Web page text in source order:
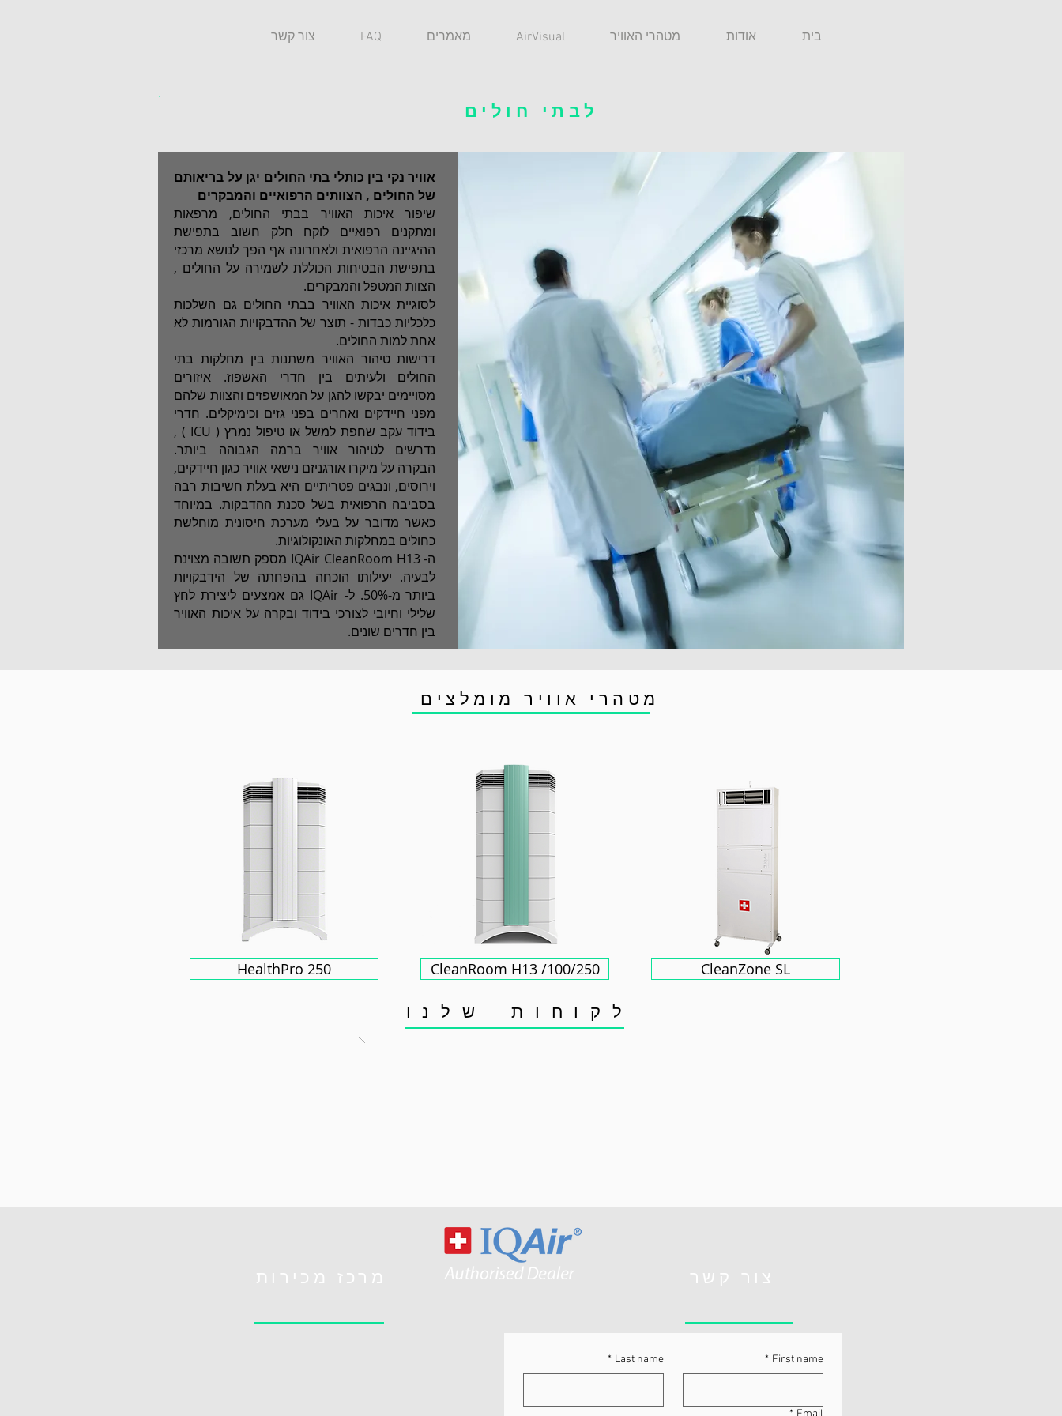
בית אודות מטהרי האוויר AirVisual מאמרים FAQ צור קשר
לבתי חולים
אוויר נקי בין כותלי בתי החולים יגן על בריאותם
של החולים , הצוותים הרפואיים והמבקרים
שיפור איכות האוויר בבתי החולים, מרפאות
ומתקנים רפואיים לוקח חלק חשוב בתפישת
ההיגיינה הרפואית ולאחרונה אף הפך לנושא מרכזי
בתפישת הבטיחות הכוללת לשמירה על החולים ,
הצוות המטפל והמבקרים.
לסוגיית איכות האוויר בבתי החולים גם השלכות
כלכליות כבדות - תוצר של ההדבקויות הגורמות לא
אחת למות החולים.
דרישות טיהור האוויר משתנות בין מחלקות בתי
החולים ולעיתים בין חדרי האשפוז. איזורים
מסויימים יבקשו להגן על המאושפזים והצוות שלהם
מפני חיידקים ואחרים בפני גזים וכימיקלים. חדרי
בידוד עקב שחפת למשל או טיפול נמרץ ( ICU ) ,
נדרשים לטיהור אוויר ברמה הגבוהה ביותר.
הבקרה על מיקרו אורגניזם נישאי אוויר כגון חיידקים,
וירוסים, ונבגים פטריתיים היא בעלת חשיבות רבה
בסביבה הרפואית בשל סכנת ההדבקות. במיוחד
כאשר מדובר על בעלי מערכת חיסונית מוחלשת
כחולים במחלקות האונקולוגיות.
ה- IQAir CleanRoom H13 מספק תשובה מצוינת
לבעיה. יעילותו הוכחה בהפחתה של הידבקויות
ביותר מ-50%. ל- IQAir גם אמצעים ליצירת לחץ
שלילי וחיובי לצורכי בידוד ובקרה על איכות האוויר
בין חדרים שונים.
מטהרי אוויר מומלצים
HealthPro 250 CleanRoom H13 /100/250 CleanZone SL
ל ק ו ח ו ת ש ל נ ו
מרכז מכירות צור קשר
First name
*
Last name
*